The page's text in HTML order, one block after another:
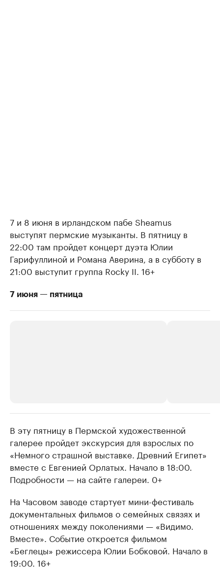
7 и 8 июня в ирландском пабе Sheamus
выступят пермские музыканты. В пятницу в
22:00 там пройдет концерт дуэта Юлии
Гарифуллиной и Романа Аверина, а в субботу в
21:00 выступит группа Rocky II. 16+
7 июня — пятница
Крупнейшие производители и
продавцы медийной продукции
Ознакомьтесь с информацией в каталоге
Страховые
Посмотрите в
В эту пятницу в Пермской художественной
галерее пройдет экскурсия для взрослых по
«Немного страшной выставке. Древний Египет»
вместе с Евгенией Орлатых. Начало в 18:00.
Подробности — на сайте галереи. 0+
На Часовом заводе стартует мини-фестиваль
документальных фильмов о семейных связях и
отношениях между поколениями — «Видимо.
Вместе». Событие откроется фильмом
«Беглецы» режиссера Юлии Бобковой. Начало в
19:00. 16+